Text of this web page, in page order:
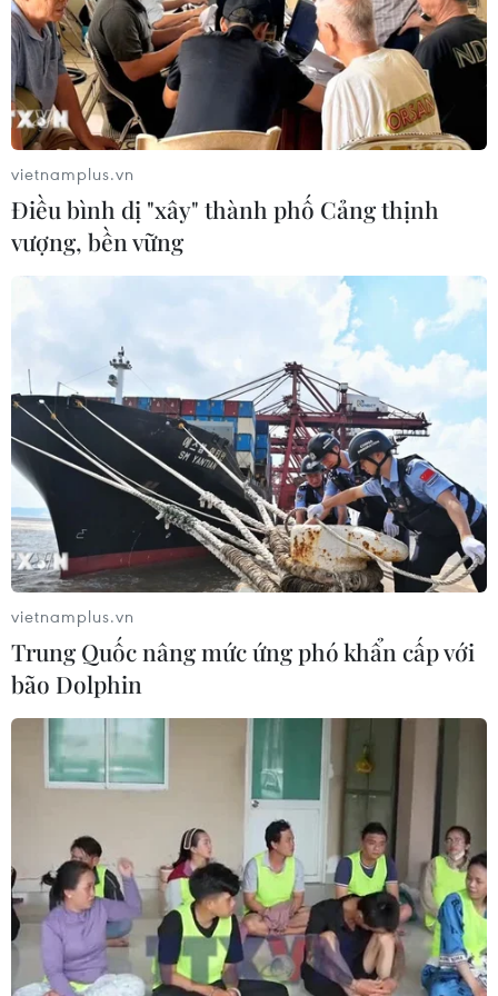
'Hủy diệt' Indonesia 3-0, tuyển Việt
Nam khẳng định vị thế nhà vô địch
ASEAN Cup
03/08/2026 15:39
ASEAN Cup 2026: Tuyển Việt Nam
bước vào thử thách lớn nhất
03/08/2026 13:04
Xem trực tiếp Indonesia-Việt Nam tại
ASEAN Cup 2026 trên kênh nào?
03/08/2026 09:21
Đội tuyển Việt Nam đặt mục
tiêu 3 điểm, cảnh báo Indonesia
trước giờ G
ASEAN Cup 2026: Indonesia tổn thất
lực lượng trước trận quyết đấu tuyển
Việt Nam
03/08/2026 07:21
Xem thêm
vietnamplus.vn
Điều bình dị "xây" thành phố Cảng thịnh
vượng, bền vững
vietnamplus.vn
Trung Quốc nâng mức ứng phó khẩn cấp với
bão Dolphin